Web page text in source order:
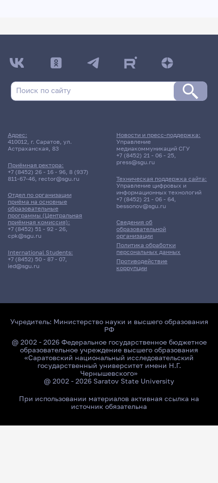
Адрес:
410012, г. Саратов, ул.
Астраханская, 83
Приёмная ректора:
+7 (8452) 26 - 16 - 96, 8 (937)
811-67-46, rector@sgu.ru
Отдел по организации
приёма на основные
образовательные
программы (Центральная
приёмная комиссия):
+7 (8452) 51 - 92 - 26,
cpk@sgu.ru
International Students:
+7 (8452) 50 - 87 - 07,
ied@sgu.ru
Сведения об
образовательной
организации
Политика обработки
персональных данных
Противодействие
коррупции
Новости и пресс-поддержка:
Управление
медиакоммуникаций СГУ
+7 (8452) 21 - 06 - 25,
press@sgu.ru
Техническая поддержка сайта:
Управление цифровых и
информационных технологий
+7 (8452) 21 - 06 - 64,
bessonov@sgu.ru
Учредитель: Министерство науки и высшего образования
РФ
@ 2002 - 2026 Федеральное государственное бюджетное
образовательное учреждение высшего образования
«Саратовский национальный исследовательский
государственный университет имени Н.Г.
Чернышевского»
@ 2002 - 2026 Saratov State University
При использовании материалов активная ссылка на
источник обязательна